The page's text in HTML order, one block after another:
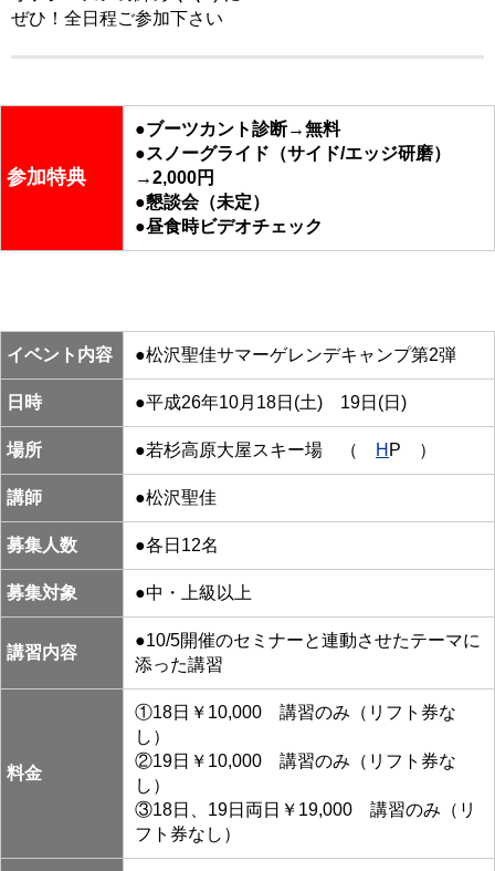
ぜひ！全日程ご参加下さい
参加特典
●ブーツカント診断→無料
●スノーグライド（サイド/エッジ研磨）
→2,000円
●懇談会（未定）
●昼食時ビデオチェック
イベント内容 ●松沢聖佳サマーゲレンデキャンプ第2弾
日時 ●平成26年10月18日(土) 19日(日)
場所 ●若杉高原大屋スキー場 （ H P ）
講師 ●松沢聖佳
募集人数 ●各日12名
募集対象 ●中・上級以上
講習内容
●10/5開催のセミナーと連動させたテーマに
添った講習
料金
①18日￥10,000 講習のみ（リフト券な
し）
②19日￥10,000 講習のみ（リフト券な
し）
③18日、19日両日￥19,000 講習のみ（リ
フト券なし）